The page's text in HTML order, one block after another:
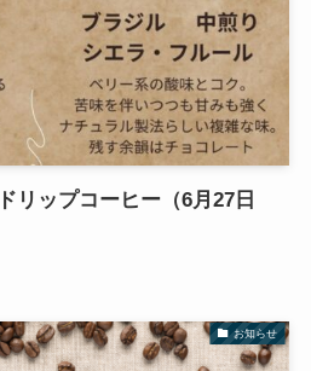
リップコーヒー（6月27日
お知らせ